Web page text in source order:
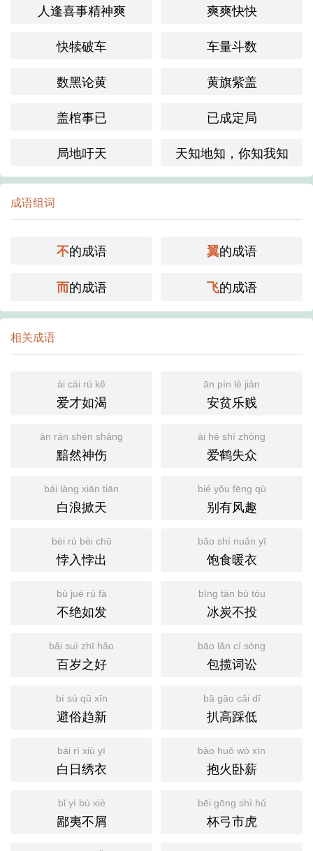
人逢喜事精神爽
爽爽快快
快犊破车
车量斗数
数黑论黄
黄旗紫盖
盖棺事已
已成定局
局地吁天
天知地知，你知我知
成语组词
不的成语 翼的成语
而的成语 飞的成语
相关成语
ài cái rú kě
爱才如渴
ān pín lè jiàn
安贫乐贱
àn rán shén shāng
黯然神伤
ài hè shī zhòng
爱鹤失众
bái làng xiān tiān
白浪掀天
bié yǒu fēng qù
别有风趣
bèi rù bèi chū
悖入悖出
bǎo shí nuǎn yī
饱食暖衣
bù jué rú fà
不绝如发
bīng tàn bù tóu
冰炭不投
bǎi suì zhī hǎo
百岁之好
bāo lǎn cí sòng
包揽词讼
bì sú qū xīn
避俗趋新
bā gāo cǎi dī
扒高踩低
bái rì xiù yī
白日绣衣
bào huǒ wò xīn
抱火卧薪
bǐ yí bù xiè
鄙夷不屑
bēi gōng shì hǔ
杯弓市虎